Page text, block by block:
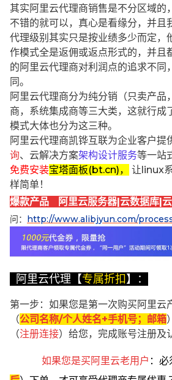
其实阿里云代理商销售是不分区域的
不错的就可以，真心是看缘分，并且
代理级别其实只是按业绩多少而定，
作模式全是返佣或返点形式的，并且
的阿里云代理商对利润点的追求不同
同。
阿里云代理商分为纯分销（只卖产品
商，系统集成商等三大类，这就行成
模式大体也分为这三种。
阿里云代理商凯铧互联为企业客户提
询、云解决方案架构设计服务等一站
免费安装宝塔面板(bt.cn)，
让linux
样简单！
爆款产品 阿里云服务器|云数据库|
问： http://www.alibjyun.com/
阿里云代理【专属折扣】：
第一步：如果您是第一次购买阿里云
（公司名称/个人姓名+手机号；邮箱
（注册连接）给您，完成账号注册及
如果您是买阿里云老用户 ： 必